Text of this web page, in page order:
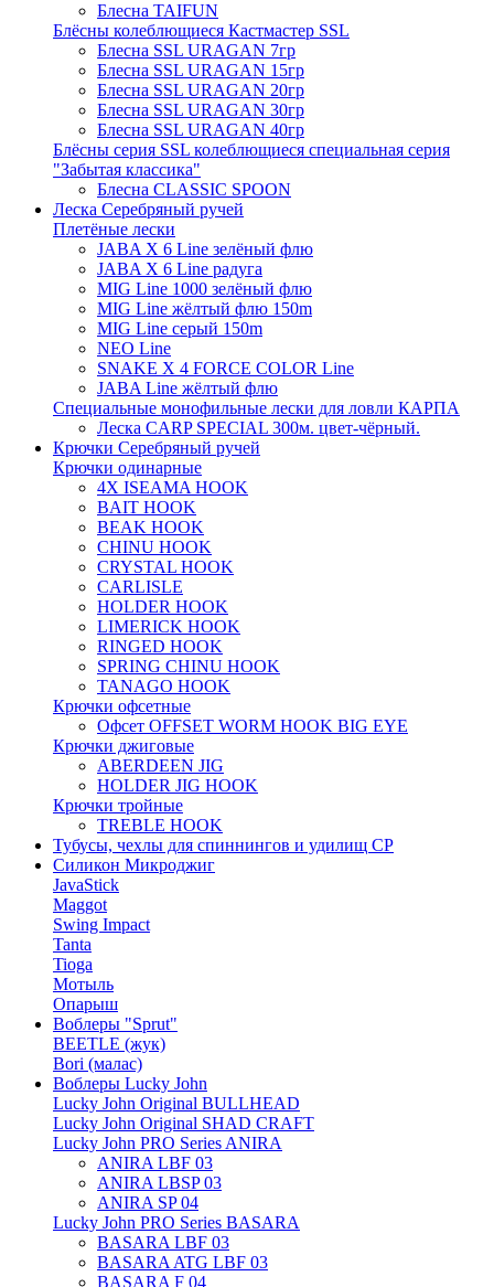
Блесна TAIFUN
Блёсны колеблющиеся Кастмастер SSL
Блесна SSL URAGAN 7гр
Блесна SSL URAGAN 15гр
Блесна SSL URAGAN 20гр
Блесна SSL URAGAN 30гр
Блесна SSL URAGAN 40гр
Блёсны серия SSL колеблющиеся специальная серия
"Забытая классика"
Блесна CLASSIC SPOON
Леска Серебряный ручей
Плетёные лески
JABA X 6 Line зелёный флю
JABA X 6 Line радуга
MIG Line 1000 зелёный флю
MIG Line жёлтый флю 150m
MIG Line серый 150m
NEO Line
SNAKE X 4 FORCE COLOR Line
JABA Line жёлтый флю
Специальные монофильные лески для ловли КАРПА
Леска CARP SPECIAL 300м. цвет-чёрный.
Крючки Серебряный ручей
Крючки одинарные
4X ISEAMA HOOK
BAIT HOOK
BEAK HOOK
CHINU HOOK
CRYSTAL HOOK
CARLISLE
HOLDER HOOK
LIMERICK HOOK
RINGED HOOK
SPRING CHINU HOOK
TANAGO HOOK
Крючки офсетные
Офсет OFFSET WORM HOOK BIG EYE
Крючки джиговые
ABERDEEN JIG
HOLDER JIG HOOK
Крючки тройные
TREBLE HOOK
Тубусы, чехлы для спиннингов и удилищ СР
Силикон Микроджиг
JavaStick
Maggot
Swing Impact
Tanta
Tioga
Мотыль
Опарыш
Воблеры "Sprut"
BEETLE (жук)
Bori (малас)
Воблеры Lucky John
Lucky John Original BULLHEAD
Lucky John Original SHAD CRAFT
Lucky John PRO Series ANIRA
ANIRA LBF 03
ANIRA LBSP 03
ANIRA SP 04
Lucky John PRO Series BASARA
BASARA LBF 03
BASARA ATG LBF 03
BASARA F 04